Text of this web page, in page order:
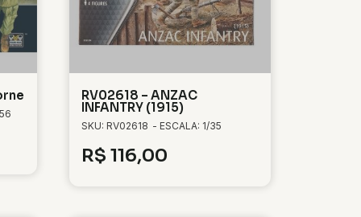
RV02618 – ANZAC
INFANTRY (1915)
SKU: RV02618 - ESCALA: 1/35
R$ 116,00